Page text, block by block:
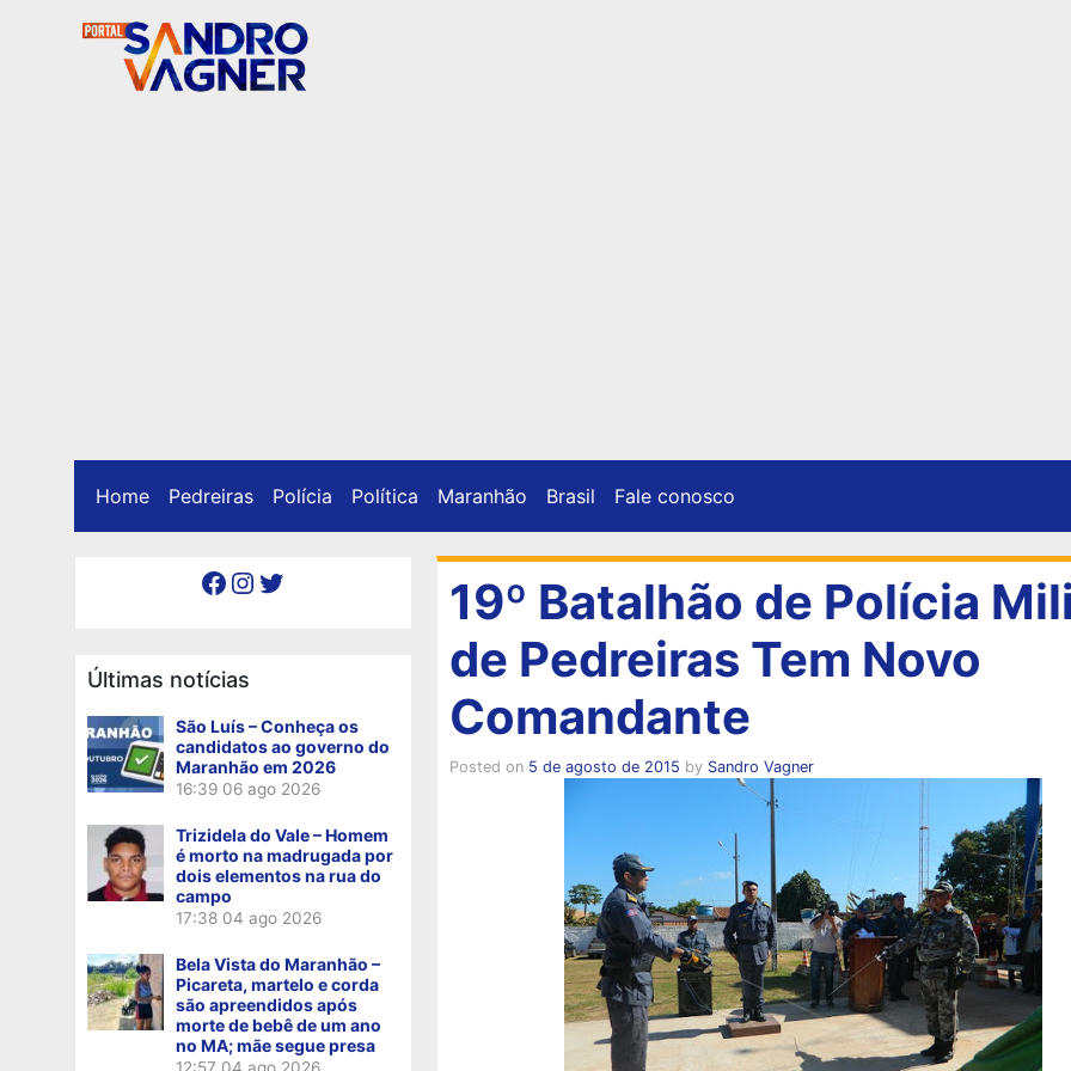
Home Pedreiras Polícia Política Maranhão Brasil Fale conosco
Facebook Instagram Twitter
Últimas notícias
São Luís – Conheça os
candidatos ao governo do
Maranhão em 2026
16:39 06 ago 2026
Trizidela do Vale – Homem
é morto na madrugada por
dois elementos na rua do
campo
17:38 04 ago 2026
Bela Vista do Maranhão –
Picareta, martelo e corda
são apreendidos após
morte de bebê de um ano
no MA; mãe segue presa
12:57 04 ago 2026
19º Batalhão de Polícia
de Pedreiras Tem Novo
Comandante
Posted on 5 de agosto de 2015 by Sandro Vagner